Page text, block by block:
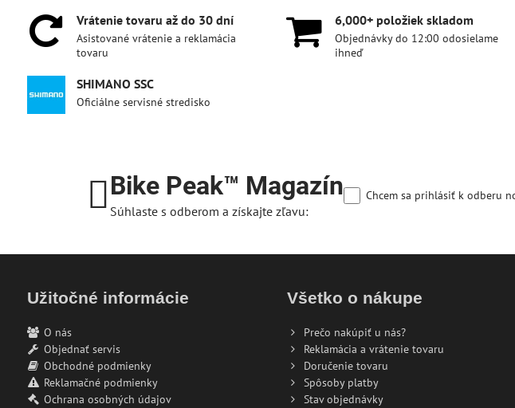
Vrátenie tovaru až do 30 dní
Asistované vrátenie a reklamácia
tovaru
6,000+ položiek skladom
Objednávky do 12:00 odosielame
ihneď
SHIMANO SSC
Oficiálne servisné stredisko
Bike Peak™ Magazín
Súhlaste s odberom a získajte zľavu:
Chcem sa prihlásiť k odberu
Užitočné informácie
O nás
Objednať servis
Obchodné podmienky
Reklamačné podmienky
Ochrana osobných údajov
Všetko o nákupe
Prečo nakúpiť u nás?
Reklamácia a vrátenie tovaru
Doručenie tovaru
Spôsoby platby
Stav objednávky